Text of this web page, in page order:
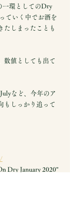
環としてのDry
ていく中でお酒を
たしまったことも
数値としても出て
など、今年のア
もしっかり追って
Dry January 2020"